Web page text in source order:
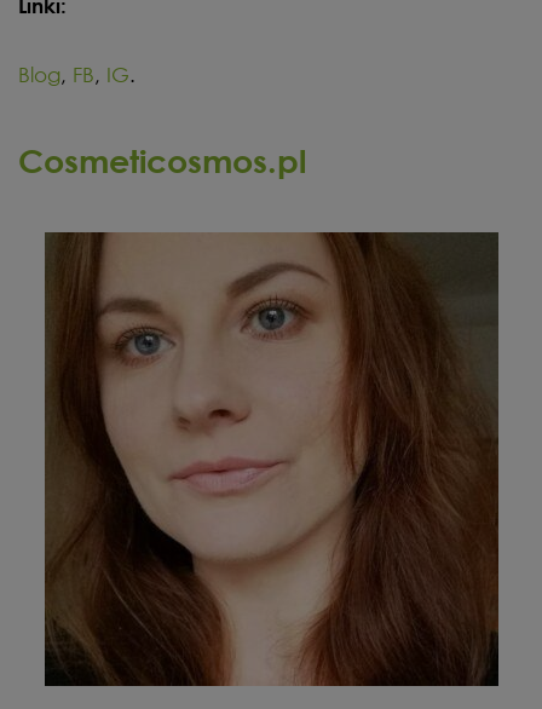
Linki:
Blog, FB, IG.
Cosmeticosmos.pl